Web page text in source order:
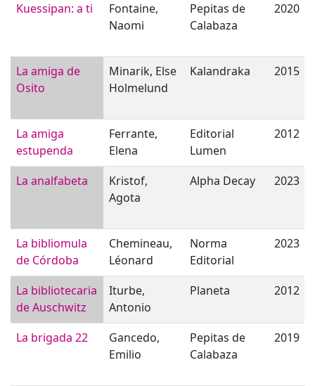
Kuessipan: a ti
Fontaine,
Naomi
Pepitas de
Calabaza
2020
La amiga de
Osito
Minarik, Else
Holmelund
Kalandraka 2015
La amiga
estupenda
Ferrante,
Elena
Editorial
Lumen
2012
La analfabeta
Kristof,
Agota
Alpha Decay 2023
La bibliomula
de Córdoba
Chemineau,
Léonard
Norma
Editorial
2023
La bibliotecaria
de Auschwitz
Iturbe,
Antonio
Planeta 2012
La brigada 22
Gancedo,
Emilio
Pepitas de
Calabaza
2019